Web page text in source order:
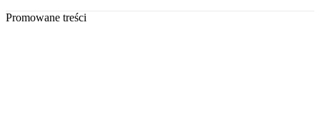
Promowane treści